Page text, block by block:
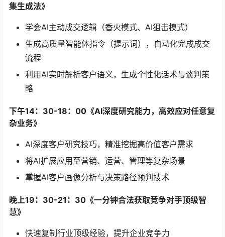
集生成法》
学会AI主动成交逻辑（香火模式、AI狙击模式）
生成高质量智能体指令（提示词），自动化完成成交
流程
利用AI实时解析客户语义，生成个性化话术与谈判策
略
下午14：30-18：00《AI深度研究能力，高效应对任意复
杂业务》
AI深度客户研究技巧，精准挖掘高价值客户需求
将AI扩展应用至营销、运营、管理等复杂场景
掌握AI客户画像分析与决策路径预判技术
晚上19：30-21：30《一分钟合法获取竞争对手顶级智
慧》
快速复制行业顶级经验，提升企业竞争力